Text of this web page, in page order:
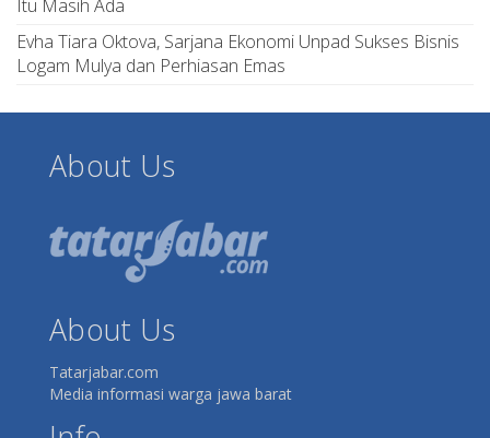
Itu Masih Ada
Evha Tiara Oktova, Sarjana Ekonomi Unpad Sukses Bisnis
Logam Mulya dan Perhiasan Emas
About Us
About Us
Tatarjabar.com
Media informasi warga jawa barat